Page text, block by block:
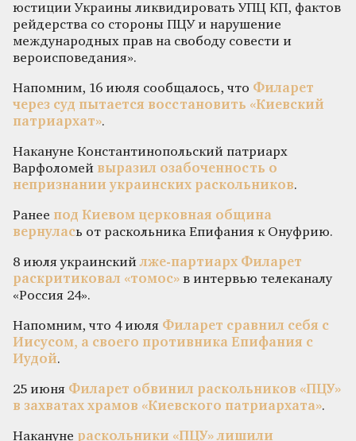
юстиции Украины ликвидировать УПЦ КП, фактов
рейдерства со стороны ПЦУ и нарушение
международных прав на свободу совести и
вероисповедания».
Напомним, 16 июля сообщалось, что Филарет
через суд пытается восстановить «Киевский
патриархат».
Накануне Константинопольский патриарх
Варфоломей выразил озабоченность о
непризнании украинских раскольников.
Ранее под Киевом церковная община
вернулась от раскольника Епифания к Онуфрию.
8 июля украинскийлже-партиарх Филарет
раскритиковал «томос» в интервью телеканалу
«Россия 24».
Напомним, что 4 июля Филарет сравнил себя с
Иисусом, а своего противника Епифания с
Иудой.
25 июня Филарет обвинил раскольников «ПЦУ»
в захватах храмов «Киевского патриархата».
Накануне раскольники «ПЦУ» лишили